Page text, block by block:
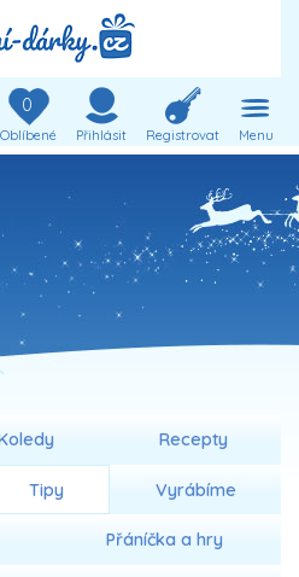
0
Oblíbené Přihlásit Registrovat Menu
Recepty
Tipy Vyrábíme
Přáníčka a hry